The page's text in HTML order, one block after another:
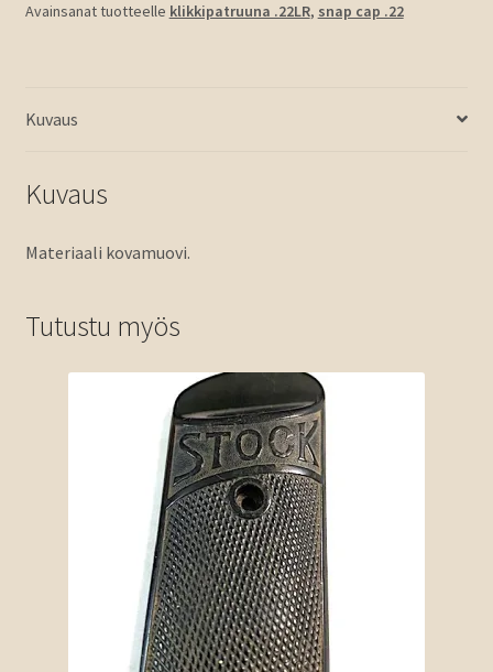
Avainsanat tuotteelle klikkipatruuna .22LR, snap cap .22
Kuvaus
Kuvaus
Materiaali kovamuovi.
Tutustu myös